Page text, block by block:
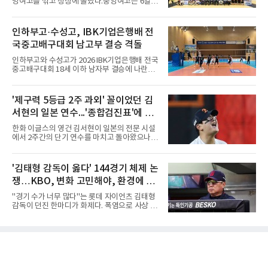
고교 시절 시속 160km에 달하는 강속구로 큰 스
리츠와 마이애미 말린스를 거쳐 메츠에 둥지를
틀며 반등을 노렸으나
행배 전국중고배구대회 18세 이하 여자부 결승
에서 선명여고를 세트스코어 3-1(13-25, 25-14,
25-17, 25-10)로 물리치고 우승을 차지했다.첫
세트를 13-25로 내주며 불안하게 출발한 중앙여
고는 이후 조직력을 되찾아 2세트부터 경기 주
도권을 완전히 장악했다. 강한 서브와 탄탄한 수
비를 앞세워 내리 세 세트를 따내며 짜릿한 역전
권대회 결승에서 모두 선명여고에 패해 준우승
에 머물렀다. 그러나 세 번째
인하부고·수성고, IBK기업은행배 전
국중고배구대회 남고부 결승 격돌
인하부고와 수성고가 2026 IBK기업은행배 전국
중고배구대회 18세 이하 남자부 결승에 나란히
하부고는 5일 충북 제천실내체육관에서 열린 대
회 남자 18세 이하부 준결승에서 남성고를 세트
스코어 3-1(25-17, 17-25, 25-21, 25-17)로 꺾
고 결승행 티켓을 따냈다. 인하부고는 높은 공격
성공률을 앞세워 경기 주도권을 잡으며 승리를
거뒀다.수성고도 준결승에서 속초고를 상대로
안정된 조직력을 바탕으로 3-1(25-23, 25-16,
고는 인하부고와 우승을 다툴 기회를 잡았다.여
자 18세 이하부에서는 중앙여고
'제구력 5등급 2주 과외' 꼴이었던 김
서현의 일본 연수...'종합검진표'에 불
과
한화 이글스의 영건 김서현이 일본의 전문 시설
에서 2주간의 단기 연수를 마치고 돌아왔으나,
출하며 야구 팬들과 전문가들 사이에 씁쓸한 뒷
맛을 남기고 있다.출국 당시만 해도 선수의 고질
적인 제구 문제를 해결할 특효약이 될 것처럼 포
장되었던 이번 연수는, 뚜껑을 열어보니 '제구력
5등급에게 2주짜리 족집게 과외를 붙여 1등급을
기대한 꼴'이었다는 냉정한 평가를 피하기 어렵
게 됐다.야구에서 투수의 제구력은 오랜 시간 투
'김태형 감독이 옳다' 144경기 체제 논
쟁…KBO, 변화 고민해야, 환경에 맞
는 경기 수가 바람직
"경기 수가 너무 많다"는 롯데 자이언츠 김태형
감독이 던진 한마디가 화제다. 폭염으로 사상 초